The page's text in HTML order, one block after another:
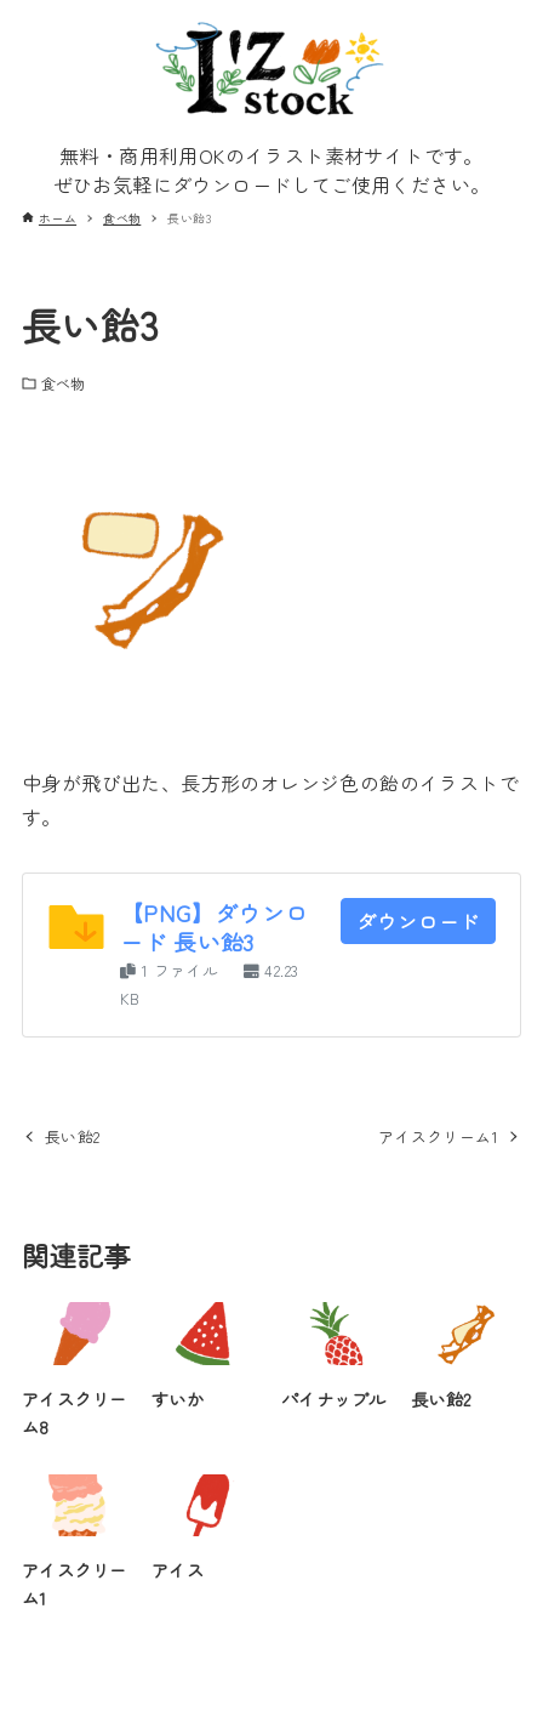
無料・商用利用OKのイラスト素材サイトです。
ぜひお気軽にダウンロードしてご使用ください。
ホーム 食べ物 長い飴3
長い飴3
食べ物
中身が飛び出た、長方形のオレンジ色の飴のイラストで
す。
【PNG】ダウンロ
ード 長い飴3
1 ファイル
42.23
KB
ダウンロード
長い飴2 アイスクリーム1
関連記事
アイスクリー
ム8
すいか パイナップル 長い飴2
アイスクリー
ム1
アイス